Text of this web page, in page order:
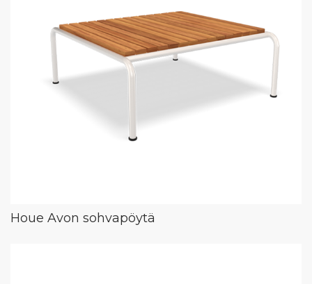
Houe Avon sohvapöytä